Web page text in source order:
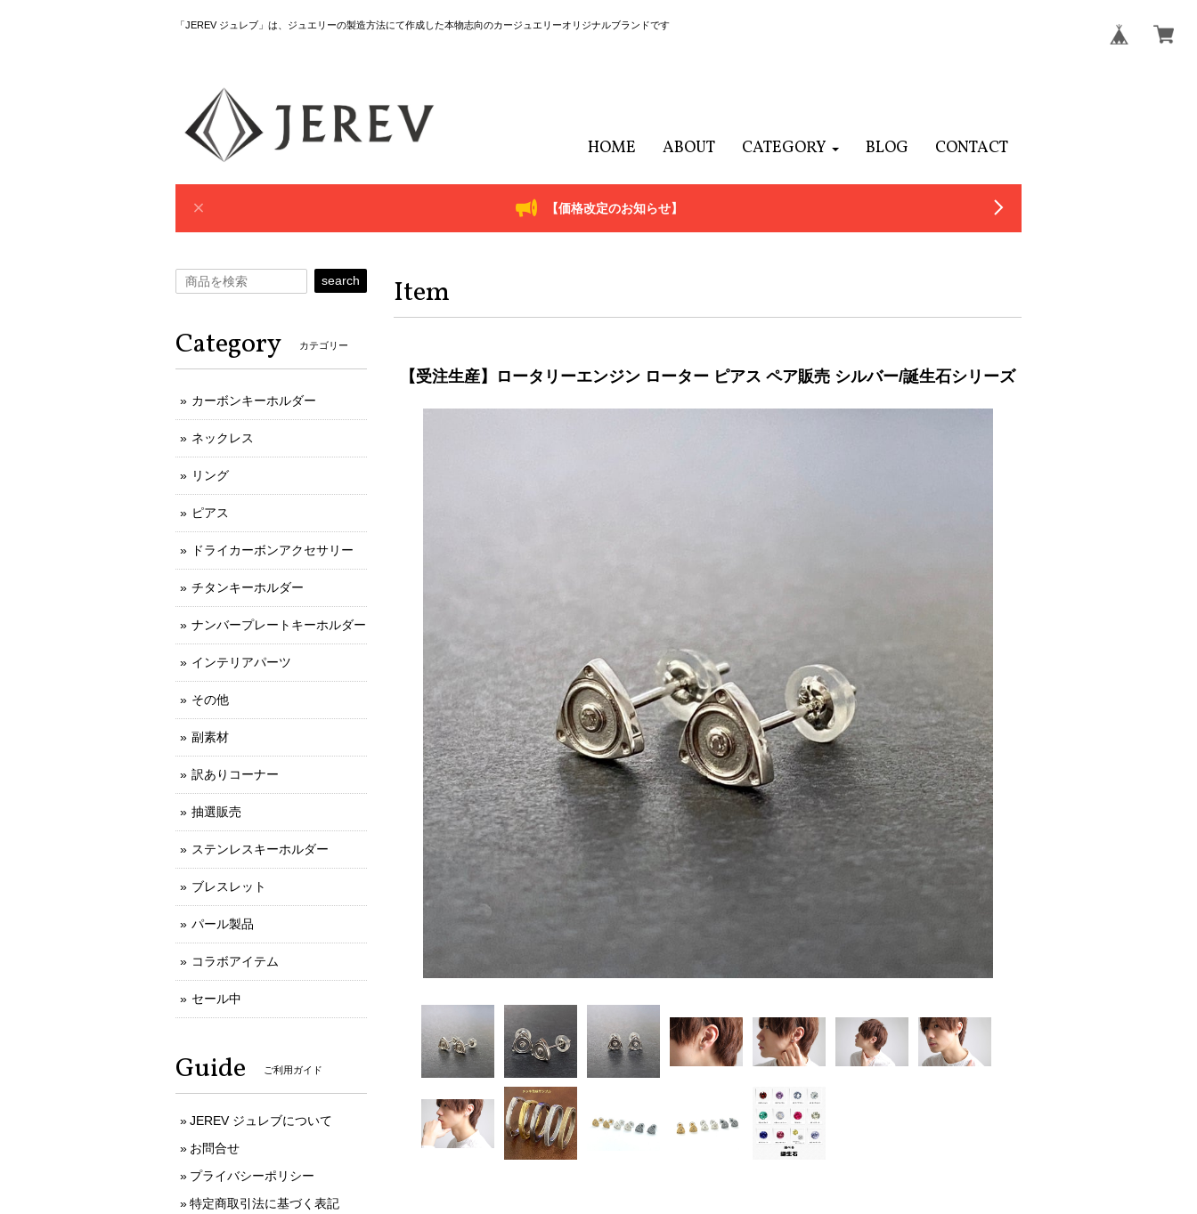
「JEREV ジュレブ」は、ジュエリーの製造方法にて作成した本物志向のカージュエリーオリジナルブランドです
HOME ABOUT CATEGORY BLOG CONTACT
【価格改定のお知らせ】
Item
【受注生産】ロータリーエンジン ローター ピアス ペア販売 シルバー/誕生石シリーズ
search
Category カテゴリー
カーボンキーホルダー
ネックレス
リング
ピアス
ドライカーボンアクセサリー
チタンキーホルダー
ナンバープレートキーホルダー
インテリアパーツ
その他
副素材
訳ありコーナー
抽選販売
ステンレスキーホルダー
ブレスレット
パール製品
コラボアイテム
セール中
Guide ご利用ガイド
JEREV ジュレブについて
お問合せ
プライバシーポリシー
特定商取引法に基づく表記